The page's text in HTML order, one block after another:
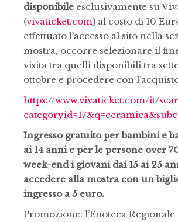
disponibile esclusivamente su
(vivaticket.com) al costo di 10
effettuato l’accesso al sito nella
mostra, occorre selezionare il
visita tra quelli disponibili tra
ottobre e procedere con
https://www.vivaticket.com/it/
Ingresso gratuito per bambini e
ai 14 anni e per le persone over
week-end i giovani dai 15 ai 25
accedere alla mostra con un
ingresso a 5 euro.
Promozione: l’Enoteca